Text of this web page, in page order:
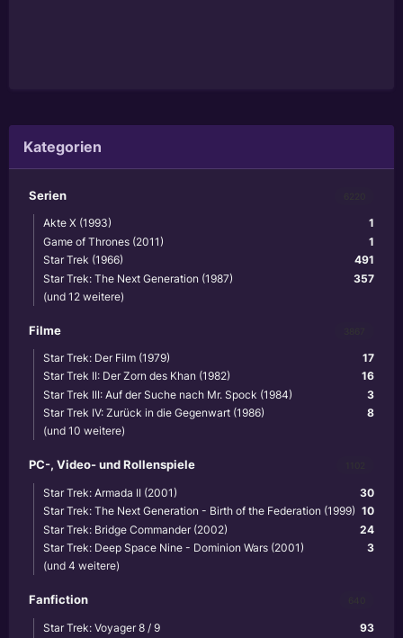
Kategorien
Serien
1
Akte X (1993)
1
Game of Thrones (2011)
491
Star Trek (1966)
357
Star Trek: The Next Generation (1987)
(und 12 weitere)
Filme
17
Star Trek: Der Film (1979)
16
Star Trek II: Der Zorn des Khan (1982)
3
Star Trek III: Auf der Suche nach Mr. Spock (1984)
8
Star Trek IV: Zurück in die Gegenwart (1986)
(und 10 weitere)
PC-, Video- und Rollenspiele
30
Star Trek: Armada II (2001)
10
Star Trek: The Next Generation - Birth of the Federation (1999)
24
Star Trek: Bridge Commander (2002)
3
Star Trek: Deep Space Nine - Dominion Wars (2001)
(und 4 weitere)
Fanfiction
93
Star Trek: Voyager 8 / 9